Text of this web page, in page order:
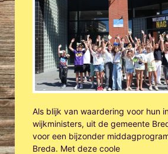
Als blijk van waardering voor hun
wijkministers, uit de gemeente
voor een bijzonder
Breda. Met deze coole